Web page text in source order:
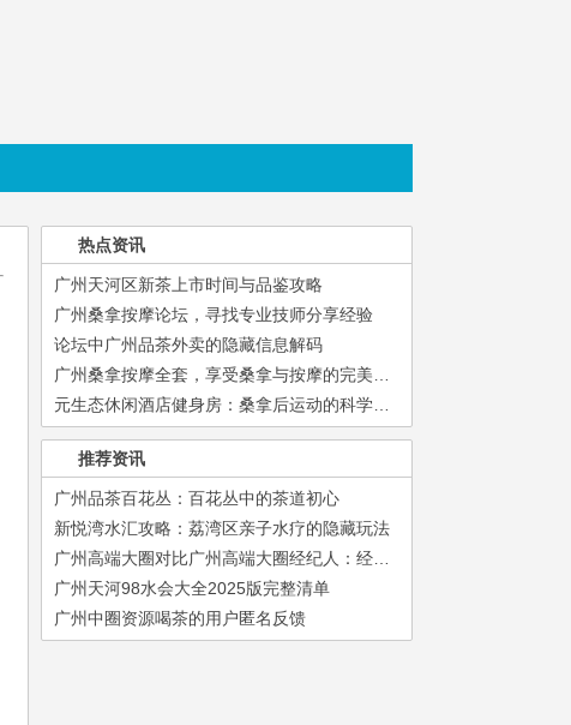
热点资讯
广州天河区新茶上市时间与品鉴攻略
广州桑拿按摩论坛，寻找专业技师分享经验
论坛中广州品茶外卖的隐藏信息解码
推荐资讯
广州品茶百花丛：百花丛中的茶道初心
新悦湾水汇攻略：荔湾区亲子水疗的隐藏玩法
广州天河98水会大全2025版完整清单
广州中圈资源喝茶的用户匿名反馈